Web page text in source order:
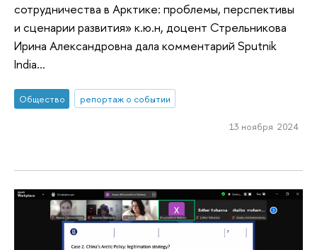
сотрудничества в Арктике: проблемы, перспективы
и сценарии развития» к.ю.н, доцент Стрельникова
Ирина Александровна дала комментарий Sputnik
India...
Общество репортаж о событии
13 ноября 2024